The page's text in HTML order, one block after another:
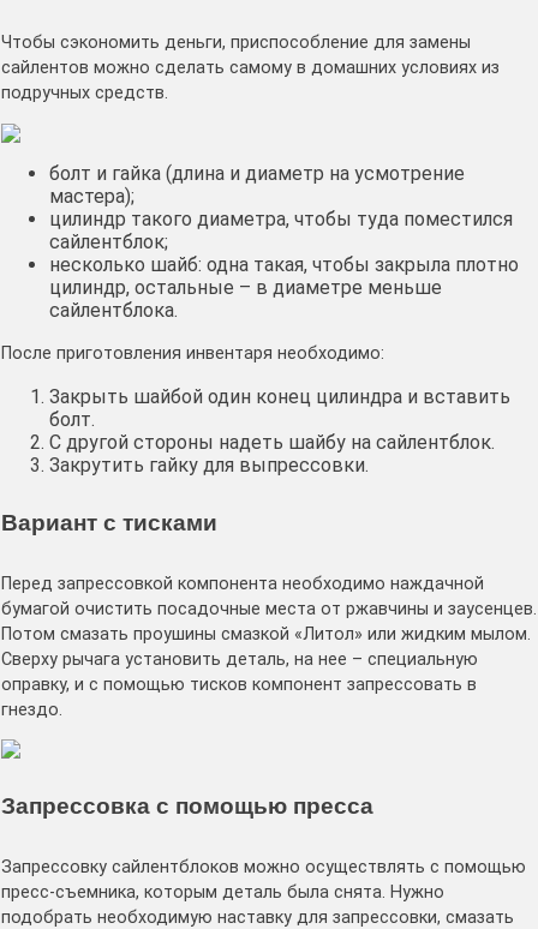
Чтобы сэкономить деньги, приспособление для замены
сайлентов можно сделать самому в домашних условиях из
подручных средств.
болт и гайка (длина и диаметр на усмотрение
мастера);
цилиндр такого диаметра, чтобы туда поместился
сайлентблок;
несколько шайб: одна такая, чтобы закрыла плотно
цилиндр, остальные – в диаметре меньше
сайлентблока.
После приготовления инвентаря необходимо:
Закрыть шайбой один конец цилиндра и вставить
болт.
С другой стороны надеть шайбу на сайлентблок.
Закрутить гайку для выпрессовки.
Вариант с тисками
Перед запрессовкой компонента необходимо наждачной
бумагой очистить посадочные места от ржавчины и заусенцев.
Потом смазать проушины смазкой «Литол» или жидким мылом.
Сверху рычага установить деталь, на нее – специальную
оправку, и с помощью тисков компонент запрессовать в
гнездо.
Запрессовка с помощью пресса
Запрессовку сайлентблоков можно осуществлять с помощью
пресс-съемника, которым деталь была снята. Нужно
подобрать необходимую наставку для запрессовки, смазать